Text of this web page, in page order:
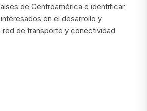
de Centroamérica e identificar
en el desarrollo y
de transporte y conectividad